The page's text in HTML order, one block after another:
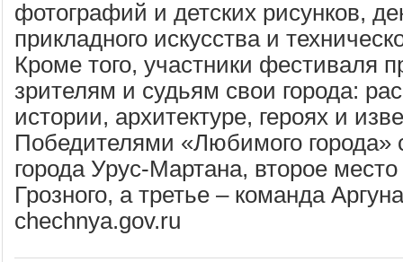
фотографий и детских рисунков,
прикладного искусства и
Кроме того, участники фестиваля
зрителям и судьям свои города:
истории, архитектуре, героях и
Победителями «Любимого города»
города Урус-Мартана, второе
Грозного, а третье – команда
chechnya.gov.ru